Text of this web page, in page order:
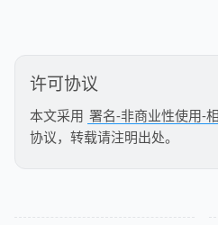
许可协议
本文采用 署名-非商业性使用-
协议，转载请注明出处。